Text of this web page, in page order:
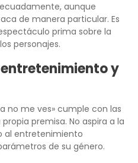
aunque
de manera particular. Es
prima sobre la
personajes.
y
no me ves» cumple con las
premisa. No aspira a la
al entretenimiento
de su género.